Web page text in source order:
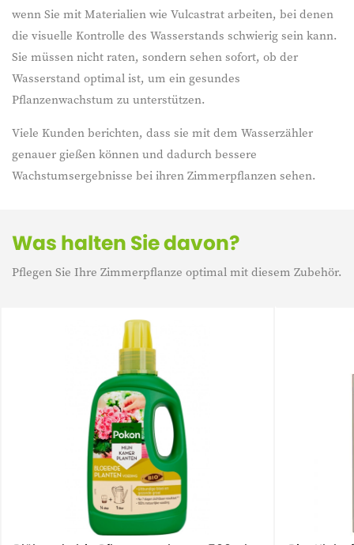
Was halten Sie davon?
Pflegen Sie Ihre Zimmerpflanze optimal mit diesem Zubehör.
wenn Sie mit Materialien wie Vulcastrat arbeiten, bei denen
die visuelle Kontrolle des Wasserstands schwierig sein kann.
Sie müssen nicht raten, sondern sehen sofort, ob der
Wasserstand optimal ist, um ein gesundes
Pflanzenwachstum zu unterstützen.
Viele Kunden berichten, dass sie mit dem Wasserzähler
genauer gießen können und dadurch bessere
Wachstumsergebnisse bei ihren Zimmerpflanzen sehen.